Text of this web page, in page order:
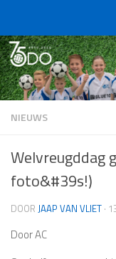
NIEUWS
Welvreugddag
foto&#39s!)
DOOR JAAP VAN VLIET ·
Door AC